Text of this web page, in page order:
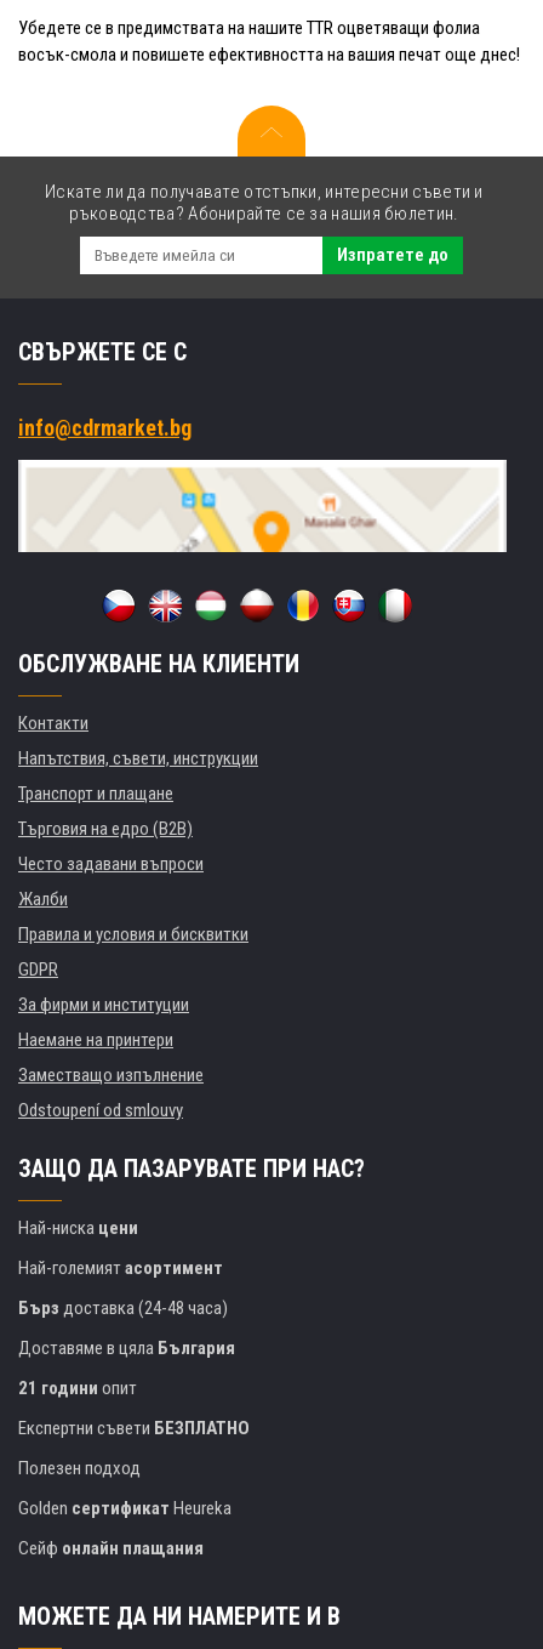
Убедете се в предимствата на нашите TTR оцветяващи фолиа
восък-смола и повишете ефективността на вашия печат още днес!
Искате ли да получавате отстъпки, интересни съвети и
ръководства? Абонирайте се за нашия бюлетин.
Изпратете до
СВЪРЖЕТЕ СЕ С
info@cdrmarket.bg
ОБСЛУЖВАНЕ НА КЛИЕНТИ
Контакти
Напътствия, съвети, инструкции
Транспорт и плащане
Търговия на едро (B2B)
Често задавани въпроси
Жалби
Правила и условия и бисквитки
GDPR
За фирми и институции
Наемане на принтери
Заместващо изпълнение
Odstoupení od smlouvy
ЗАЩО ДА ПАЗАРУВАТЕ ПРИ НАС?
Най-ниска цени
Най-големиятасортимент
Бърз доставка (24-48 часа)
Доставяме в цяла България
21 години опит
Експертни съвети БЕЗПЛАТНО
Полезен подход
Golden сертификат Heureka
Сейф онлайн плащания
МОЖЕТЕ ДА НИ НАМЕРИТЕ И В